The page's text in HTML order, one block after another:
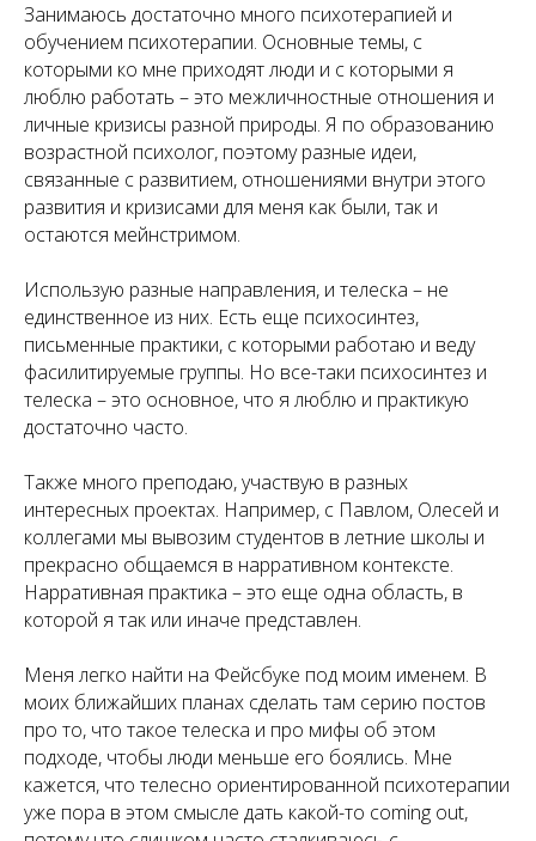
Занимаюсь достаточно много психотерапией и
обучением психотерапии. Основные темы, с
которыми ко мне приходят люди и с которыми я
люблю работать – это межличностные отношения и
личные кризисы разной природы. Я по образованию
возрастной психолог, поэтому разные идеи,
связанные с развитием, отношениями внутри этого
развития и кризисами для меня как были, так и
остаются мейнстримом.
Использую разные направления, и телеска – не
единственное из них. Есть еще психосинтез,
письменные практики, с которыми работаю и веду
фасилитируемые группы. Но все-таки психосинтез и
телеска – это основное, что я люблю и практикую
достаточно часто.
Также много преподаю, участвую в разных
интересных проектах. Например, с Павлом, Олесей и
коллегами мы вывозим студентов в летние школы и
прекрасно общаемся в нарративном контексте.
Нарративная практика – это еще одна область, в
которой я так или иначе представлен.
Меня легко найти на Фейсбуке под моим именем. В
моих ближайших планах сделать там серию постов
про то, что такое телеска и про мифы об этом
подходе, чтобы люди меньше его боялись. Мне
кажется, что телесно ориентированной психотерапии
уже пора в этом смысле дать какой-то coming out,